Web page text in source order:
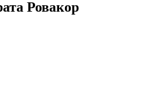
Ровакор